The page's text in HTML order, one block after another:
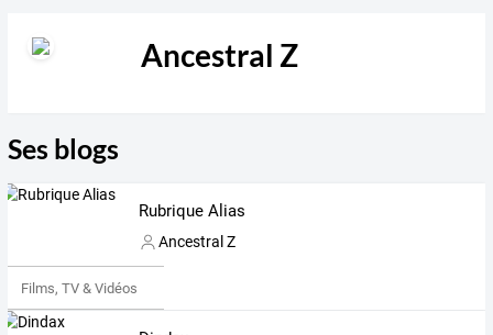
Ancestral Z
Ses blogs
Rubrique Alias
Ancestral Z
Films, TV & Vidéos